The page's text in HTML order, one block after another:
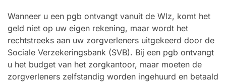
Wanneer u een pgb ontvangt vanuit de Wlz, komt het
geld niet op uw eigen rekening, maar wordt het
rechtstreeks aan uw zorgverleners uitgekeerd door de
Sociale Verzekeringsbank (SVB). Bij een pgb ontvangt
u het budget van het zorgkantoor, maar moeten de
zorgverleners zelfstandig worden ingehuurd en betaald